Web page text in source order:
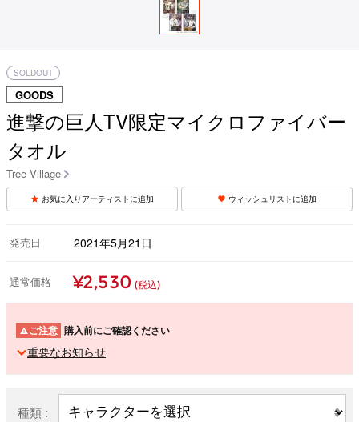
SOLDOUT
GOODS
進撃の巨人TV限定マイクロファイバー
タオル
Tree Village
お気に入りアーティストに追加 ウィッシュリストに追加
発売日 2021年5月21日
通常価格 ¥2,530 (税込)
ご注意 購入前にご確認ください
重要なお知らせ
種類 :